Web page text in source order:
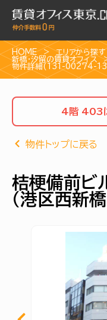
HOME エリアから探す
新橋・汐留の賃貸オフィス
物件詳細(131-00274-
4階 403
物件トップに戻る
桔梗備前
（港区西新橋